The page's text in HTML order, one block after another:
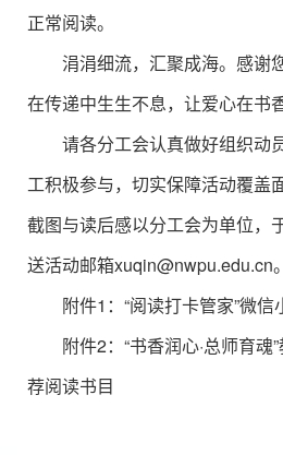
正常阅读。
涓涓细流，汇聚成海。感谢
在传递中生生不息，让爱心在书
请各分工会认真做好组织动
工积极参与，切实保障活动覆盖
截图与读后感以分工会为单位，
送活动邮箱xuqin@nwpu.edu.cn。
附件1：“阅读打卡管家”微
附件2：“书香润心·总师育
荐阅读书目